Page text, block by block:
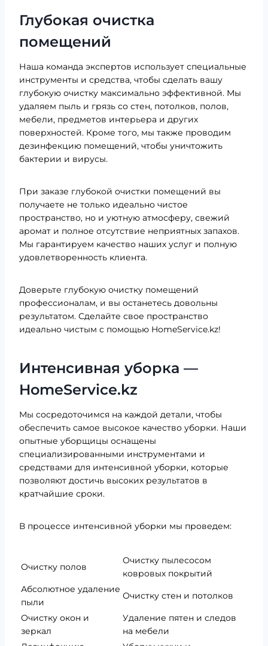
Глубокая очистка
помещений
Наша команда экспертов использует специальные
инструменты и средства, чтобы сделать вашу
глубокую очистку максимально эффективной. Мы
удаляем пыль и грязь со стен, потолков, полов,
мебели, предметов интерьера и других
поверхностей. Кроме того, мы также проводим
дезинфекцию помещений, чтобы уничтожить
бактерии и вирусы.
При заказе глубокой очистки помещений вы
получаете не только идеально чистое
пространство, но и уютную атмосферу, свежий
аромат и полное отсутствие неприятных запахов.
Мы гарантируем качество наших услуг и полную
удовлетворенность клиента.
Доверьте глубокую очистку помещений
профессионалам, и вы останетесь довольны
результатом. Сделайте свое пространство
идеально чистым с помощью HomeService.kz!
Интенсивная уборка —
HomeService.kz
Мы сосредоточимся на каждой детали, чтобы
обеспечить самое высокое качество уборки. Наши
опытные уборщицы оснащены
специализированными инструментами и
средствами для интенсивной уборки, которые
позволяют достичь высоких результатов в
кратчайшие сроки.
В процессе интенсивной уборки мы проведем:
Очистку полов
Очистку пылесосом
ковровых покрытий
Абсолютное удаление
пыли
Очистку стен и потолков
Очистку окон и
зеркал
Удаление пятен и следов
на мебели